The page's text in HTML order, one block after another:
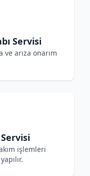
Servisi
arıza onarım
işlemleri